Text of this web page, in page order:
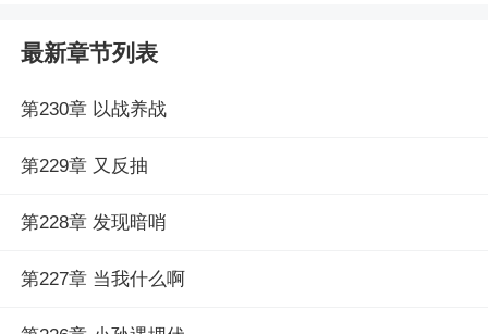
最新章节列表
第230章 以战养战
第229章 又反抽
第228章 发现暗哨
第227章 当我什么啊